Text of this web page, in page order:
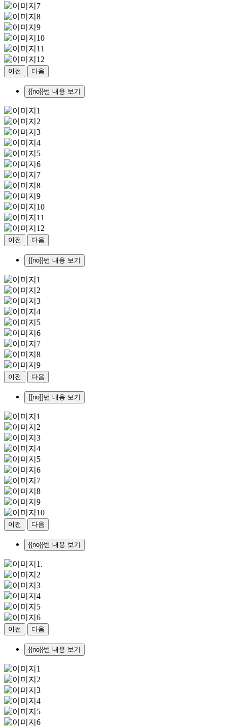
이전 다음
{{no}}번 내용 보기
이전 다음
{{no}}번 내용 보기
이전 다음
{{no}}번 내용 보기
이전 다음
{{no}}번 내용 보기
이전 다음
{{no}}번 내용 보기